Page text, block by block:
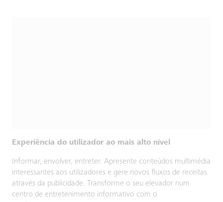
Experiência do utilizador ao mais alto nível
Informar, envolver, entreter. Apresente conteúdos multimédia
interessantes aos utilizadores e gere novos fluxos de receitas
através da publicidade. Transforme o seu elevador num
centro de entretenimento informativo com o